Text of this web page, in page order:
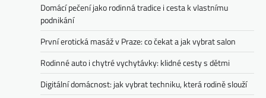
Domácí pečení jako rodinná tradice i cesta k vlastnímu
podnikání
První erotická masáž v Praze: co čekat a jak vybrat salon
Rodinné auto i chytré vychytávky: klidné cesty s dětmi
Digitální domácnost: jak vybrat techniku, která rodině slouží